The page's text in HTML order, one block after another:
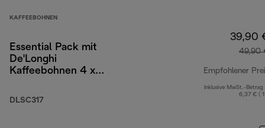
KAFFEEBOHNEN
Essential Pack mit
De'Longhi
Kaffeebohnen 4 x
Gläsern und
DLSC317
39,90
49,90
Empfohlener
Inklusive MwSt.-Betrag
6,37 € (